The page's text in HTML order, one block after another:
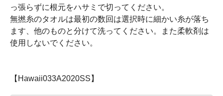
っ張らずに根元をハサミで切ってください。
無撚糸のタオルは最初の数回は選択時に細かい糸が落ち
ます、他のものと分けて洗ってください。また柔軟剤は
使用しないでください。
【Hawaii033A2020SS】